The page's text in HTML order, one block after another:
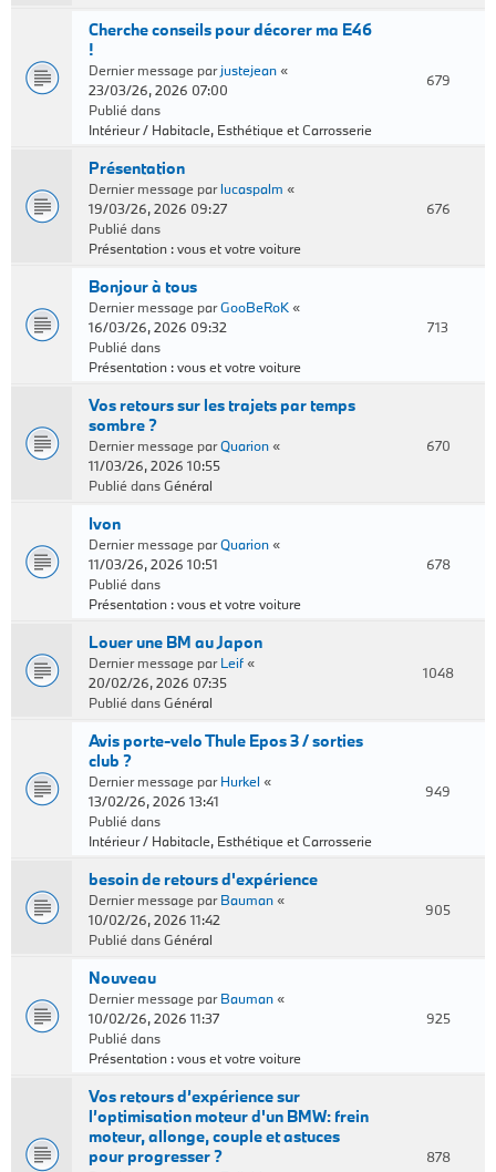
Cherche conseils pour décorer ma E46
!
Dernier message parjustejean«
23/03/26, 2026 07:00
Publié dans
Intérieur / Habitacle, Esthétique et Carrosserie
679
Présentation
Dernier message parlucaspalm «
19/03/26, 2026 09:27
Publié dans
Présentation : vous et votre voiture
676
Bonjour à tous
Dernier message parGooBeRoK«
16/03/26, 2026 09:32
Publié dans
Présentation : vous et votre voiture
713
Vos retours sur les trajets par temps
sombre ?
Dernier message parQuarion«
11/03/26, 2026 10:55
Publié dansGénéral
670
Ivon
Dernier message parQuarion«
11/03/26, 2026 10:51
Publié dans
Présentation : vous et votre voiture
678
Louer une BM au Japon
Dernier message parLeif«
20/02/26, 2026 07:35
Publié dansGénéral
1048
Avis porte-velo Thule Epos 3 / sorties
club ?
Dernier message parHurkel «
13/02/26, 2026 13:41
Publié dans
Intérieur / Habitacle, Esthétique et Carrosserie
949
besoin de retours d'expérience
Dernier message parBauman«
10/02/26, 2026 11:42
Publié dansGénéral
905
Nouveau
Dernier message parBauman«
10/02/26, 2026 11:37
Publié dans
Présentation : vous et votre voiture
925
Vos retours d’expérience sur
l’optimisation moteur d'un BMW: frein
moteur, allonge, couple et astuces
pour progresser ?
878